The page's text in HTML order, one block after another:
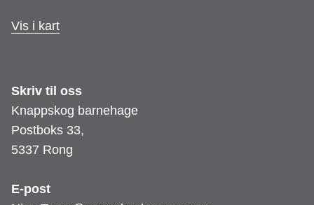
Vis i kart
Skriv til oss
Knappskog barnehage
Postboks 33,
5337 Rong
E-post